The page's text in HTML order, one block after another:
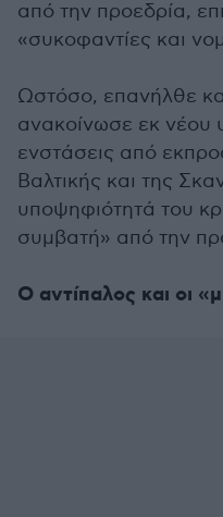
από την προεδρία,
«συκοφαντίες και
Ωστόσο, επανήλθε
ανακοίνωσε εκ νέου
ενστάσεις από
Βαλτικής και της
υποψηφιότητά του
συμβατή» από την
Ο αντίπαλος και οι